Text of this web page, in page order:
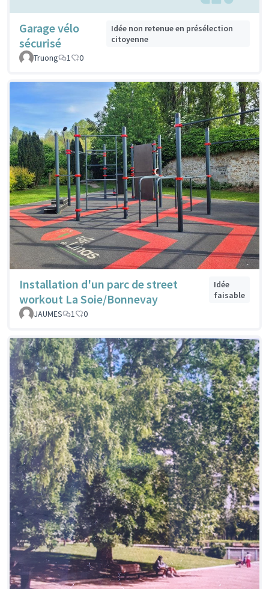
Garage vélo
sécurisé
Idée non retenue en présélection
citoyenne
Truong
1 0
Installation d'un parc de street
workout La Soie/Bonnevay
Idée
faisable
JAUMES
1 0